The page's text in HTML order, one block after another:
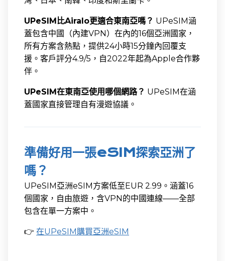
UPeSIM比Airalo更適合東南亞嗎？ UPeSIM涵
蓋包含中國（內建VPN）在內的16個亞洲國家，
所有方案含熱點，提供24小時15分鐘內回覆支
援。客戶評分4.9/5，自2022年起為Apple合作夥
伴。
UPeSIM在東南亞使用哪個網路？ UPeSIM在涵
蓋國家直接管理自有漫遊協議。
準備好用一張eSIM探索亞洲了
嗎？
UPeSIM亞洲eSIM方案低至EUR 2.99。涵蓋16
個國家，自由旅遊，含VPN的中國連線——全部
包含在單一方案中。
👉 在UPeSIM購買亞洲eSIM